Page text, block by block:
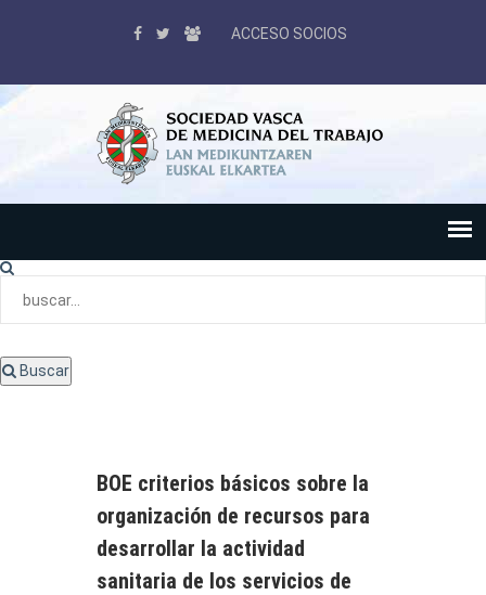
ACCESO SOCIOS
Buscar
BOE criterios básicos sobre la
organización de recursos para
desarrollar la actividad
sanitaria de los servicios de